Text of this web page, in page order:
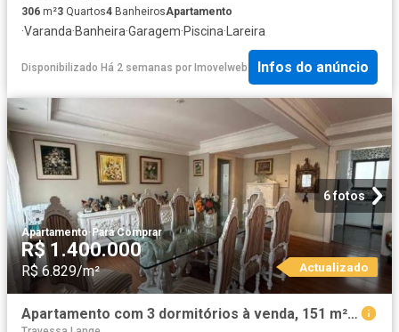
306 m²3 Quartos4 BanheirosApartamento
·Varanda·Banheira·Garagem·Piscina· Lareira
Disponibilizado Há 2 semanas por Imovelweb Infos do anúncio
6 fotos
Apartamento·Para Comprar
R$ 1.400.000
R$ 6.829/m² Actualizado
Apartamento com 3 dormitórios à venda, 151 m² por R$ 1.400.000,00 Batel Curitiba/PR